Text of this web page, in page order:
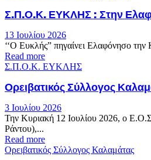
Σ.Π.Ο.Κ. ΕΥΚΛΗΣ : Στην
13 Ιουλίου 2026
‘‘Ο Ευκλής” πηγαίνει Ελαφόνησο
Read more
Σ.Π.Ο.Κ. ΕΥΚΛΗΣ
Ορειβατικός Σύλλογος
3 Ιουλίου 2026
Την Κυριακή 12 Ιουλίου 2026, ο
Ράντου),...
Read more
Ορειβατικός Σύλλογος Καλαμάτας